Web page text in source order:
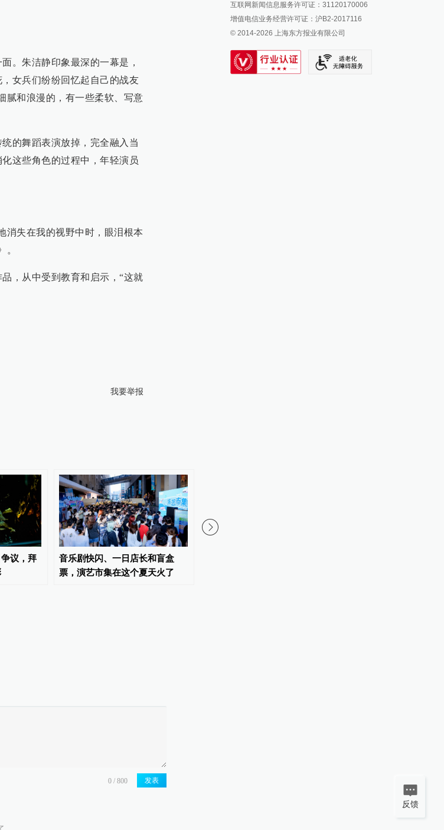
。朱洁静印象最深的一幕是，
女兵们纷纷回忆起自己的战友
腻和浪漫的，有一些柔软、写意
的舞蹈表演放掉，完全融入当
这些角色的过程中，年轻演员
消失在我的视野中时，眼泪根本
。
，从中受到教育和启示，“这就
我要举报
议，拜
音乐剧快闪、一日店长和盲盒
票，演艺市集在这个夏天火了
发表
派生万物开放平台
IP SHANGHAI
SIXTH TONE
互联网新闻信息服务许可证：31120170006
增值电信业务经营许可证：沪B2-2017116
© 2014-2026 上海东方报业有限公司
反馈